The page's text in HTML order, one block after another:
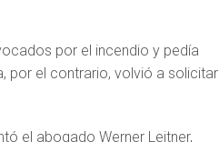
por el incendio y pedía
por el contrario, volvió a solicitar
el abogado Werner Leitner,